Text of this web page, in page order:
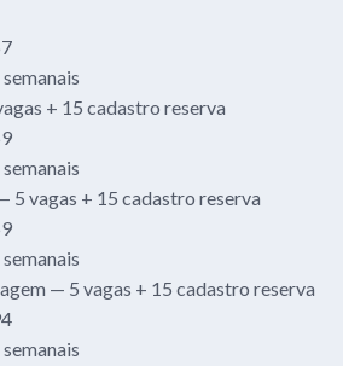
+ 15 cadastro reserva
5 vagas + 15 cadastro reserva
— 5 vagas + 15 cadastro reserva